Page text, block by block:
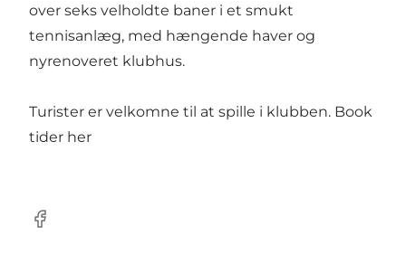
over seks velholdte baner i et smukt
tennisanlæg, med hængende haver og
nyrenoveret klubhus.
Turister er velkomne til at spille i klubben. Book
tider her
Facebook